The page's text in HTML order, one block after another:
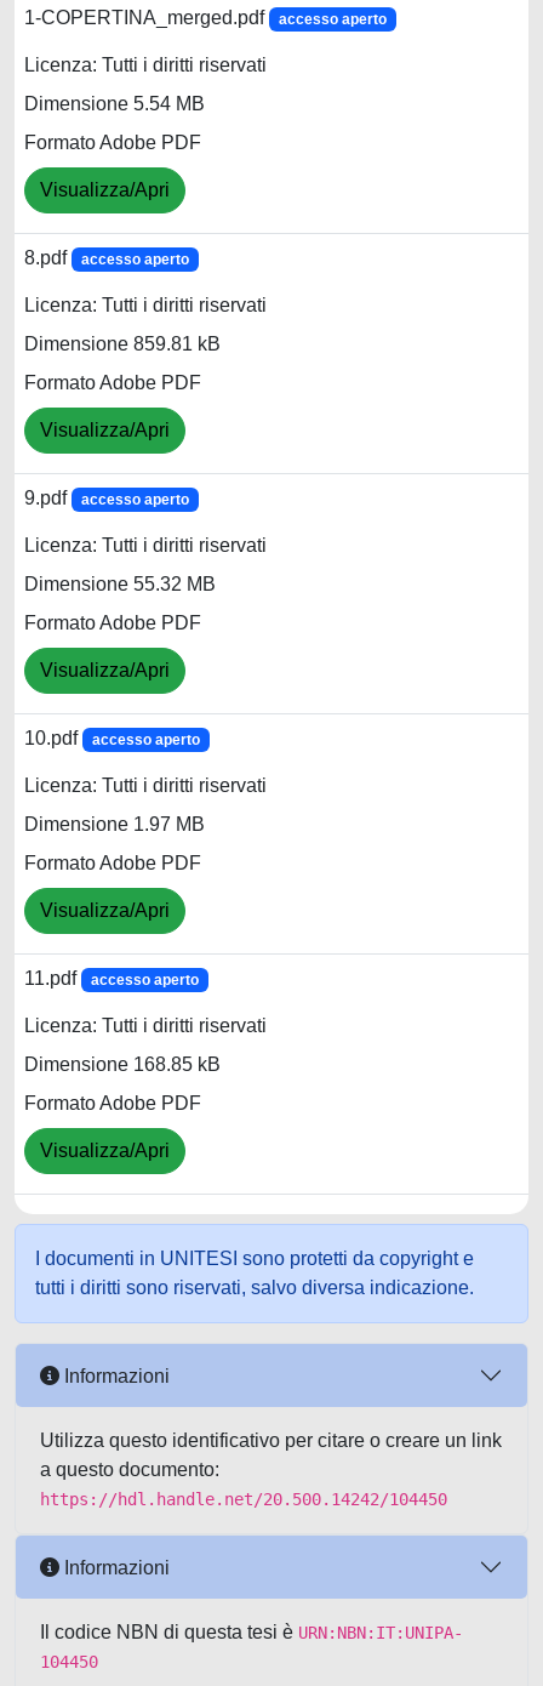
1-COPERTINA_merged.pdf accesso aperto
Licenza: Tutti i diritti riservati
Dimensione 5.54 MB
Formato Adobe PDF
Visualizza/Apri
8.pdf accesso aperto
Licenza: Tutti i diritti riservati
Dimensione 859.81 kB
Formato Adobe PDF
Visualizza/Apri
9.pdf accesso aperto
Licenza: Tutti i diritti riservati
Dimensione 55.32 MB
Formato Adobe PDF
Visualizza/Apri
10.pdf accesso aperto
Licenza: Tutti i diritti riservati
Dimensione 1.97 MB
Formato Adobe PDF
Visualizza/Apri
11.pdf accesso aperto
Licenza: Tutti i diritti riservati
Dimensione 168.85 kB
Formato Adobe PDF
Visualizza/Apri
I documenti in UNITESI sono protetti da copyright e
tutti i diritti sono riservati, salvo diversa indicazione.
Informazioni
Utilizza questo identificativo per citare o creare un link
a questo documento:
https://hdl.handle.net/20.500.14242/104450
Informazioni
Il codice NBN di questa tesi è URN:NBN:IT:UNIPA-
104450